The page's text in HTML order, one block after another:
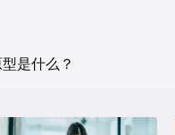
是什么？